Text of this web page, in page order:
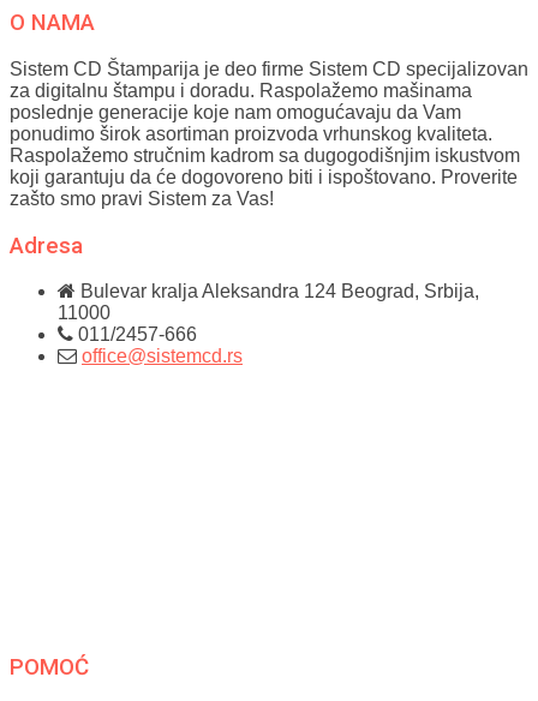
O NAMA
Sistem CD Štamparija je deo firme Sistem CD specijalizovan
za digitalnu štampu i doradu. Raspolažemo mašinama
poslednje generacije koje nam omogućavaju da Vam
ponudimo širok asortiman proizvoda vrhunskog kvaliteta.
Raspolažemo stručnim kadrom sa dugogodišnjim iskustvom
koji garantuju da će dogovoreno biti i ispoštovano. Proverite
zašto smo pravi Sistem za Vas!
Adresa
Bulevar kralja Aleksandra 124 Beograd, Srbija,
11000
011/2457-666
office@sistemcd.rs
POMOĆ